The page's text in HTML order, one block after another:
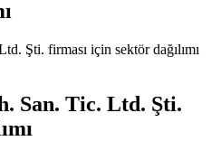
Şti. firması için sektör dağılımı
San. Tic. Ltd. Şti.